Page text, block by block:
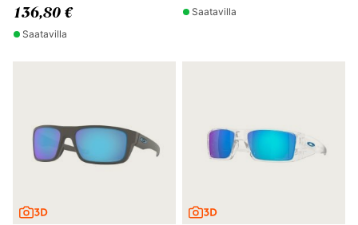
136,80 €
Saatavilla
Saatavilla